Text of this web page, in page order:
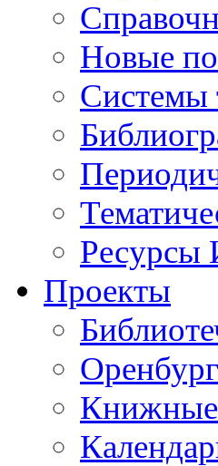
Новые
Cистемы
Ресурсы
Проекты
Книжные